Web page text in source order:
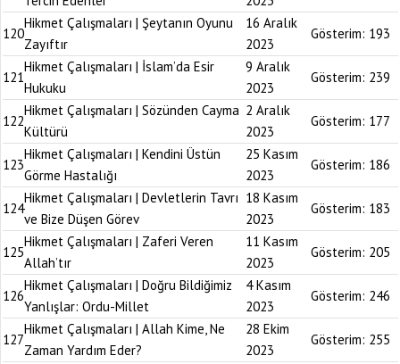
120
Hikmet Çalışmaları | Şeytanın Oyunu
Zayıftır
16 Aralık
2023
Gösterim: 193
121
Hikmet Çalışmaları | İslam’da Esir
Hukuku
9 Aralık
2023
Gösterim: 239
122
Hikmet Çalışmaları | Sözünden Cayma
Kültürü
2 Aralık
2023
Gösterim: 177
123
Hikmet Çalışmaları | Kendini Üstün
Görme Hastalığı
25 Kasım
2023
Gösterim: 186
124
Hikmet Çalışmaları | Devletlerin Tavrı
ve Bize Düşen Görev
18 Kasım
2023
Gösterim: 183
125
Hikmet Çalışmaları | Zaferi Veren
Allah’tır
11 Kasım
2023
Gösterim: 205
126
Hikmet Çalışmaları | Doğru Bildiğimiz
Yanlışlar: Ordu-Millet
4 Kasım
2023
Gösterim: 246
127
Hikmet Çalışmaları | Allah Kime, Ne
Zaman Yardım Eder?
28 Ekim
2023
Gösterim: 255